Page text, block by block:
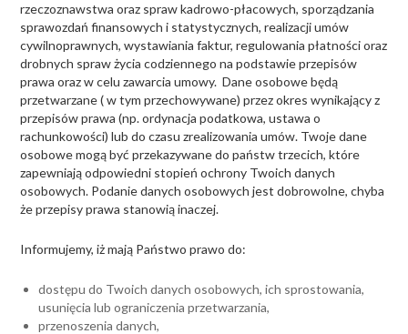
rzeczoznawstwa oraz spraw kadrowo-płacowych, sporządzania
sprawozdań finansowych i statystycznych, realizacji umów
cywilnoprawnych, wystawiania faktur, regulowania płatności oraz
drobnych spraw życia codziennego na podstawie przepisów
prawa oraz w celu zawarcia umowy. Dane osobowe będą
przetwarzane ( w tym przechowywane) przez okres wynikający z
przepisów prawa (np. ordynacja podatkowa, ustawa o
rachunkowości) lub do czasu zrealizowania umów. Twoje dane
osobowe mogą być przekazywane do państw trzecich, które
zapewniają odpowiedni stopień ochrony Twoich danych
osobowych. Podanie danych osobowych jest dobrowolne, chyba
że przepisy prawa stanowią inaczej.
Informujemy, iż mają Państwo prawo do:
dostępu do Twoich danych osobowych, ich sprostowania,
usunięcia lub ograniczenia przetwarzania,
przenoszenia danych,